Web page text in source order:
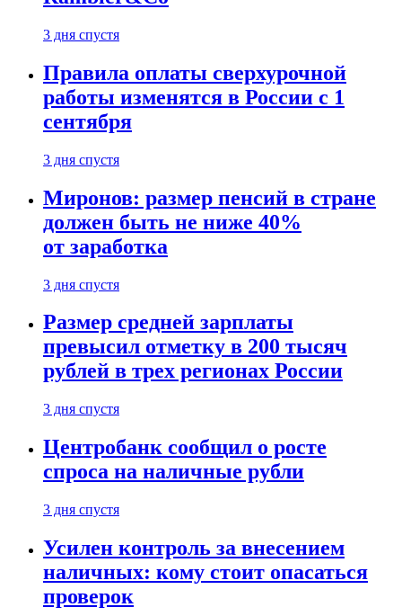
3 дня спустя
Правила оплаты сверхурочной
работы изменятся в России с 1
сентября
3 дня спустя
Миронов: размер пенсий в стране
должен быть не ниже 40%
от заработка
3 дня спустя
Размер средней зарплаты
превысил отметку в 200 тысяч
рублей в трех регионах России
3 дня спустя
Центробанк сообщил о росте
спроса на наличные рубли
3 дня спустя
Усилен контроль за внесением
наличных: кому стоит опасаться
проверок